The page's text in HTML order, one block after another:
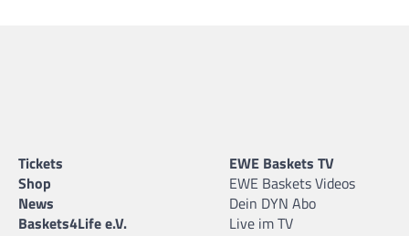
Tickets
Shop
News
Baskets4Life e.V.
EWE Baskets TV
EWE Baskets Videos
Dein DYN Abo
Live im TV